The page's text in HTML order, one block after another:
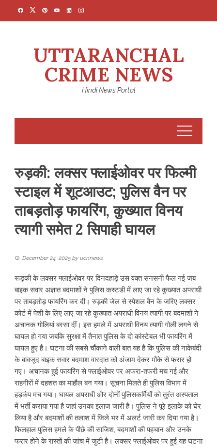
UTTARANCHAL
CRIME NEWS
Hindi News Portal
रुड़की: लक्सर फ्लाईओवर पर फिल्मी
स्टाइल में शूटआउट; पुलिस वैन पर
ताबड़तोड़ फायरिंग, कुख्यात विनय
त्यागी समेत 2 सिपाही घायल
December 24, 2025 by ucnnews
रूड़की के लक्सर फ्लाईओवर पर दिनदहाड़े उस वक्त सनसनी फैल गई जब
बाइक सवार अज्ञात बदमाशों ने पुलिस कस्टडी में लाए जा रहे कुख्यात अपराधी
पर ताबड़तोड़ फायरिंग कर दी। रुड़की जेल से स्पेशल वैन के जरिए लक्सर
कोर्ट में पेशी के लिए लाए जा रहे कुख्यात अपराधी विनय त्यागी पर बदमाशों ने
अचानक गोलियां बरसा दीं। इस हमले में अपराधी विनय त्यागी गोली लगने से
घायल हो गया जबकि सुरक्षा में तैनात पुलिस के दो कांस्टेबल भी फायरिंग में
घायल हुए हैं। घटना की सबसे चौंकाने वाली बात यह है कि पुलिस की नाकेबंदी
के बावजूद बाइक सवार बदमाश वारदात को अंजाम देकर मौके से फरार हो
गए। अचानक हुई फायरिंग से फ्लाईओवर पर अफरा-तफरी मच गई और
राहगीरों में दहशत का माहौल बन गया। सूचना मिलते ही पुलिस विभाग में
हड़कंप मच गया। घायल अपराधी और दोनों पुलिसकर्मियों को तुरंत अस्पताल
में भर्ती कराया गया है जहां उनका इलाज जारी है। पुलिस ने पूरे इलाके को घेर
लिया है और बदमाशों की तलाश में जिले भर में अलर्ट जारी कर दिया गया है।
फिलहाल पुलिस हमले के पीछे की साजिश, बदमाशों की पहचान और उनके
फरार होने के रास्तों की जांच में जुटी है। लक्सर फ्लाईओवर पर हुई यह घटना